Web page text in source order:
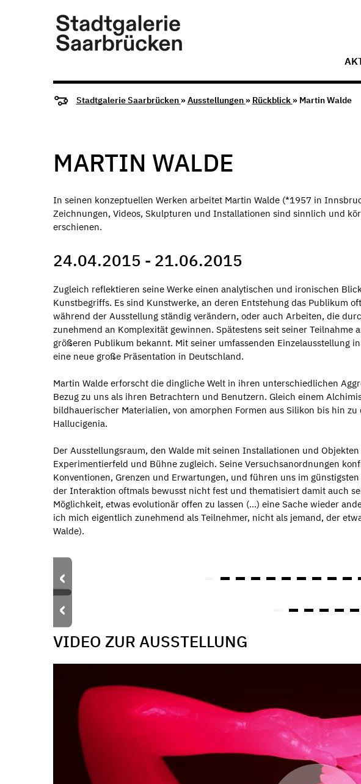
Stadtgalerie Saarbrücken »Ausstellungen » Rückblick » Martin Walde
MARTIN WALDE
In seinen konzeptuellen Werken arbeitet Martin Walde (*1957 in
Zeichnungen, Videos, Skulpturen und Installationen sind sinnlich und
erschienen.
24.04.2015 - 21.06.2015
Zugleich reflektieren seine Werke einen analytischen und ironischen
Kunstbegriffs. Es sind Kunstwerke, an deren Entstehung das Publikum
während der Ausstellung ständig verändern, oder auch Arbeiten, die
zunehmend an Komplexität gewinnen. Spätestens seit seiner Teilnahme
größeren Publikum bekannt. Mit seiner umfassenden Einzelausstellung
eine neue große Präsentation in Deutschland.
Martin Walde erforscht die dingliche Welt in ihren unterschiedlichen
Bezug zu uns als ihren Betrachtern und Benutzern. Gleich einem
bildhauerischer Materialien, von amorphen Formen aus Silikon bis hin
Hallucigenia.
Der Ausstellungsraum, den Walde mit seinen Installationen und
Experimentierfeld und Bühne zugleich. Seine Versuchsanordnungen
Konventionen, Grenzen und Erwartungen, und führen uns im
der Interaktion oftmals bewusst nicht fest und thematisiert damit auch
Möglichkeit, etwas evolutionär offen zu lassen (…) eine Sache wieder
ich mich eigentlich zunehmend als Teilnehmer, nicht als jemand, der
Walde).
‹
‹
VIDEO ZUR AUSSTELLUNG